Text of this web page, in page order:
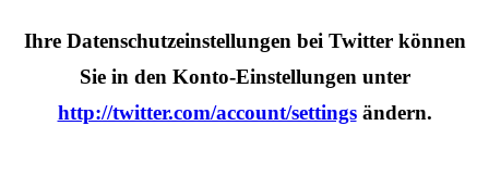
Ihre Datenschutzeinstellungen bei Twitter können
Sie in den Konto-Einstellungen unter
http://twitter.com/account/settingsändern.